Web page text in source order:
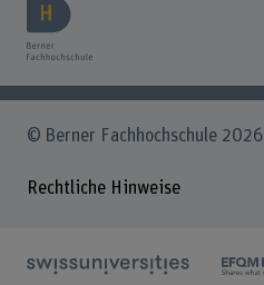
© Berner Fachhochschule 2026
Rechtliche Hinweise